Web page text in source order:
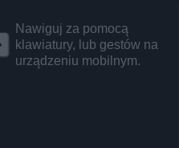
Nawiguj za pomocą
klawiatury, lub gestów na
urządzeniu mobilnym.